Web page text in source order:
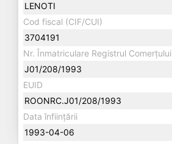
LENOTI
Cod fiscal (CIF/CUI)
3704191
Nr. Înmatriculare Registrul Comerțului
J01/208/1993
EUID
ROONRC.J01/208/1993
Data înființării
1993-04-06